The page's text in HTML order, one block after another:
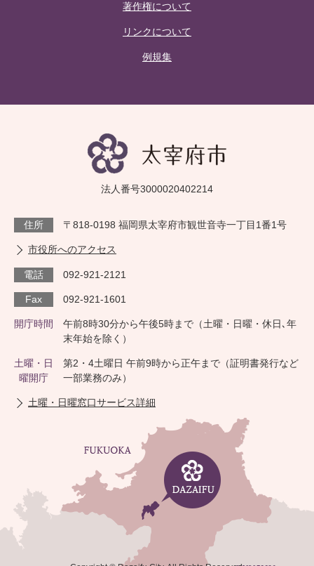
著作権について
リンクについて
例規集
法人番号3000020402214
住所 〒818-0198 福岡県太宰府市観世音寺一丁目1番1号
市役所へのアクセス
電話 092-921-2121
Fax 092-921-1601
開庁時間
午前8時30分から午後5時まで（土曜・日曜・休日､年
末年始を除く）
土曜・日
曜開庁
第2・4土曜日 午前9時から正午まで（証明書発行など
一部業務のみ）
土曜・日曜窓口サービス詳細